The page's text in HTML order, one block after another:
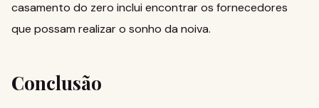
casamento do zero inclui encontrar os fornecedores
que possam realizar o sonho da noiva.
Conclusão